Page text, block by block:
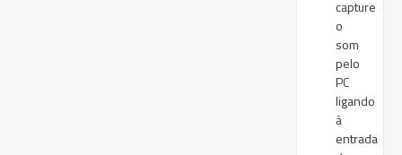
capture
o
som
pelo
PC
ligando
à
entrada